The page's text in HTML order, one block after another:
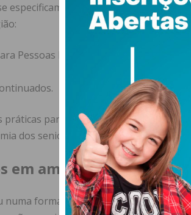
especificamente a utentes e
Pessoas Idosas (ERPI);
para evitar acidentes
dos seniores.
em ambiente pediátrico
formação prática sobre “Primeiros